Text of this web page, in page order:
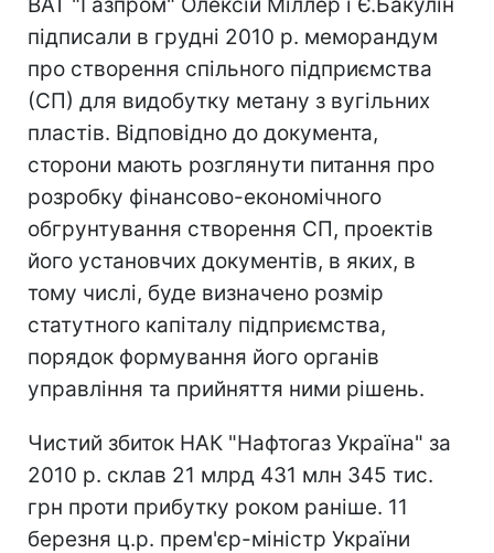
підписали в грудні 2010 р. меморандум
про створення спільного підприємства
(СП) для видобутку метану з вугільних
пластів. Відповідно до документа,
сторони мають розглянути питання про
розробку фінансово-економічного
обгрунтування створення СП, проектів
його установчих документів, в яких, в
тому числі, буде визначено розмір
статутного капіталу підприємства,
порядок формування його органів
управління та прийняття ними рішень.
Чистий збиток НАК "Нафтогаз Україна" за
2010 р. склав 21 млрд 431 млн 345 тис.
грн проти прибутку роком раніше. 11
березня ц.р. прем'єр-міністр України